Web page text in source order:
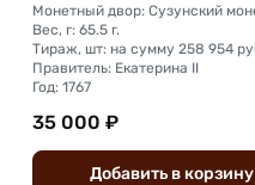
Вес, г: 65.5 г.
Правитель: Екатерина II
Год: 1767
35 000 ₽
Добавить вкорзину